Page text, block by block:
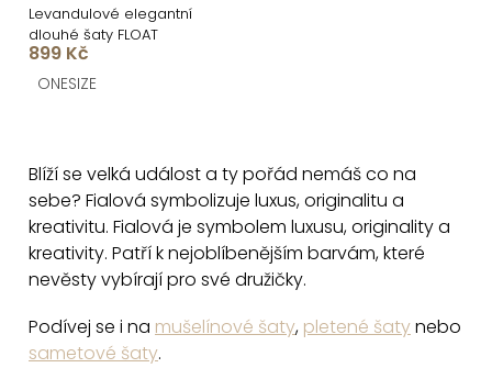
Levandulové elegantní
dlouhé šaty FLOAT
899 Kč
ONESIZE
l
á
d
a
í
Blíží se velká událost a ty pořád nemáš co na
sebe? Fialová symbolizuje luxus, originalitu a
kreativitu. Fialová je symbolem luxusu, originality a
kreativity. Patří k nejoblíbenějším barvám, které
nevěsty vybírají pro své družičky.
Podívej se i na mušelínové šaty, pletené šatynebo
sametové šaty.